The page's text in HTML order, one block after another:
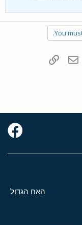
You
WhatsAppדואר אלקטרוני
האח הגדול